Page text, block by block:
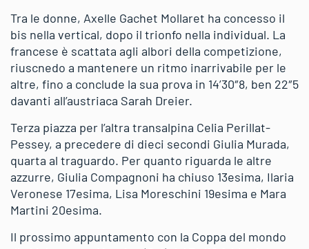
Tra le donne, Axelle Gachet Mollaret ha concesso il
bis nella vertical, dopo il trionfo nella individual. La
francese è scattata agli albori della competizione,
riuscnedo a mantenere un ritmo inarrivabile per le
altre, fino a conclude la sua prova in 14’30″8, ben 22″5
davanti all’austriaca Sarah Dreier.
Terza piazza per l’altra transalpina Celia Perillat-
Pessey, a precedere di dieci secondi Giulia Murada,
quarta al traguardo. Per quanto riguarda le altre
azzurre, Giulia Compagnoni ha chiuso 13esima, Ilaria
Veronese 17esima, Lisa Moreschini 19esima e Mara
Martini 20esima.
Il prossimo appuntamento con la Coppa del mondo